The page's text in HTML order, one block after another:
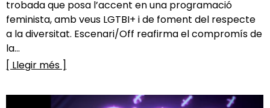
trobada que posa l’accent en una programació
feminista, amb veus LGTBI+ i de foment del respecte
a la diversitat. Escenari/Off reafirma el compromís de
la...
[ Llegir més ]